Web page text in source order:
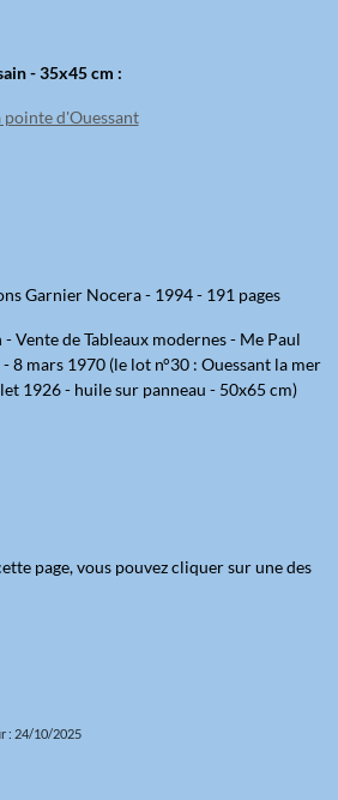
- 35x45 cm :
Garnier Nocera - 1994 - 191 pages
Vente de Tableaux modernes - Me Paul
8 mars 1970 (le lot n°30 : Ouessant la mer
1926 - huile sur panneau - 50x65 cm)
page, vous pouvez cliquer sur une des
: 24/10/2025